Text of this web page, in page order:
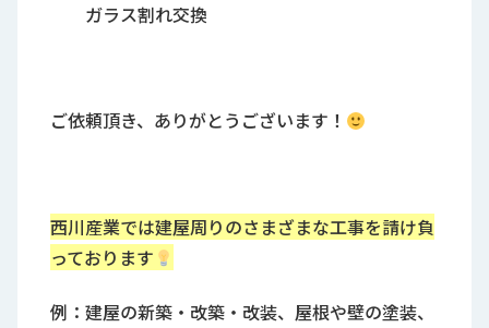
ガラス割れ交換
ご依頼頂き、ありがとうございます！
西川産業では建屋周りのさまざまな工事を請け負
っております
例：建屋の新築・改築・改装、屋根や壁の塗装、